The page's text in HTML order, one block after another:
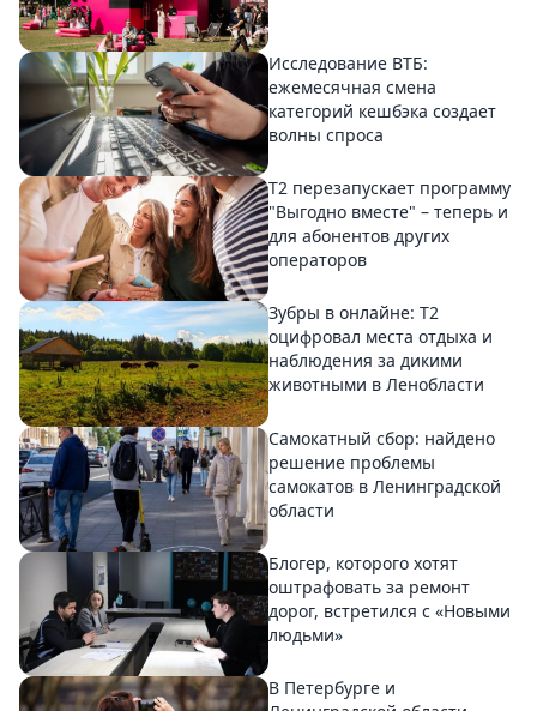
Исследование ВТБ:
ежемесячная смена
категорий кешбэка создает
волны спроса
Т2 перезапускает программу
"Выгодно вместе" – теперь и
для абонентов других
операторов
Зубры в онлайне: Т2
оцифровал места отдыха и
наблюдения за дикими
животными в Ленобласти
Самокатный сбор: найдено
решение проблемы
самокатов в Ленинградской
области
Блогер, которого хотят
оштрафовать за ремонт
дорог, встретился с «Новыми
людьми»
В Петербурге и